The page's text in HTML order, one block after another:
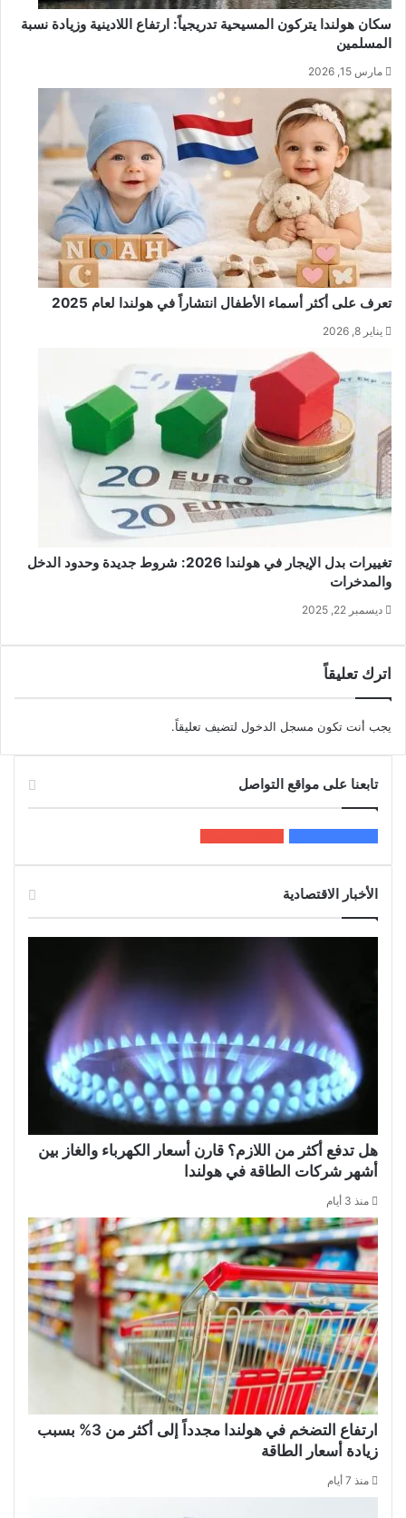
سكان هولندا يتركون المسيحية تدريجياً: ارتفاع اللادينية وزيادة نسبة
المسلمين
مارس 15, 2026
تعرف على أكثر أسماء الأطفال انتشاراً في هولندا لعام 2025
يناير 8, 2026
تغييرات بدل الإيجار في هولندا 2026: شروط جديدة وحدود الدخل
والمدخرات
ديسمبر 22, 2025
اترك تعليقاً
يجب أنت تكون مسجل الدخول لتضيف تعليقاً.
تابعنا على مواقع التواصل
الأخبار الاقتصادية
هل تدفع أكثر من اللازم؟ قارن أسعار الكهرباء والغاز بين
أشهر شركات الطاقة في هولندا
منذ 3 أيام
ارتفاع التضخم في هولندا مجدداً إلى أكثر من 3% بسبب
زيادة أسعار الطاقة
منذ 7 أيام